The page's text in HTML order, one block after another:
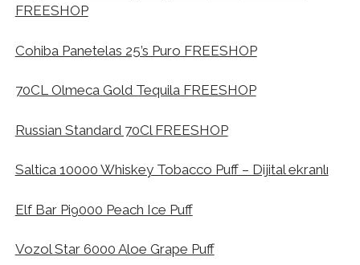
FREESHOP
Cohiba Panetelas 25’s Puro FREESHOP
70CL Olmeca Gold Tequila FREESHOP
Russian Standard 70Cl FREESHOP
Saltica 10000 Whiskey Tobacco Puff – Dijital ekranlı
Elf Bar Pi9000 Peach Ice Puff
Vozol Star 6000 Aloe Grape Puff